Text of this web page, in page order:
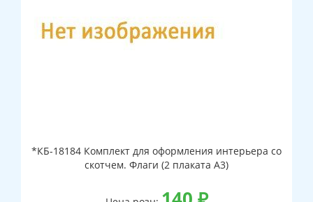
*КБ-18184 Комплект для оформления интерьера со
скотчем. Флаги (2 плаката А3)